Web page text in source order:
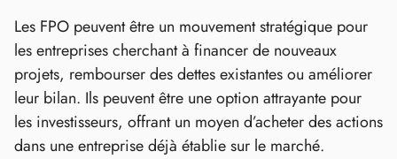
Les FPO peuvent être un mouvement stratégique pour
les entreprises cherchant à financer de nouveaux
projets, rembourser des dettes existantes ou améliorer
leur bilan. Ils peuvent être une option attrayante pour
les investisseurs, offrant un moyen d’acheter des actions
dans une entreprise déjà établie sur le marché.